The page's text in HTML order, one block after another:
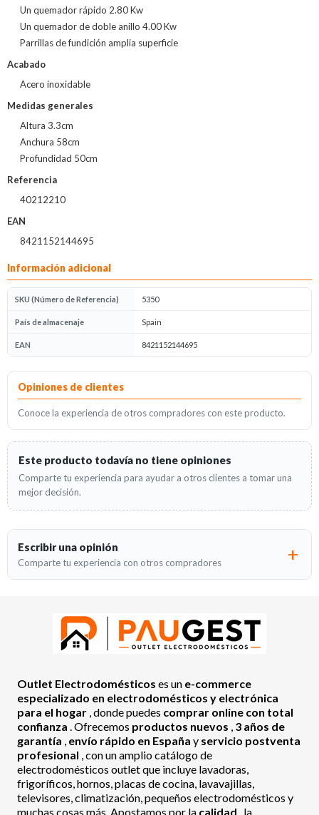
Un quemador rápido 2.80 Kw
Un quemador de doble anillo 4.00 Kw
Parrillas de fundición amplia superficie
Acabado
Acero inoxidable
Medidas generales
Altura 3.3cm
Anchura 58cm
Profundidad 50cm
Referencia
40212210
EAN
8421152144695
Información adicional
SKU (Número de Referencia) 5350
País de almacenaje Spain
EAN 8421152144695
Opiniones
Opiniones de clientes
Conoce la experiencia de otros compradores con este producto.
Este producto todavía no tiene opiniones
Comparte tu experiencia para ayudar a otros clientes a tomar una
mejor decisión.
Escribir una opinión
Comparte tu experiencia con otros compradores
Outlet Electrodomésticos es un e-commerce
especializado en electrodomésticos y electrónica
para el hogar , donde puedes comprar online con total
confianza . Ofrecemos productos nuevos 3 años de
garantía envío rápido en España y servicio postventa
profesional , con un amplio catálogo de
electrodomésticos outlet que incluye lavadoras,
frigoríficos, hornos, placas de cocina, lavavajillas,
televisores, climatización, pequeños electrodomésticos y
muchas cosas más. Apostamos por la calidad , la